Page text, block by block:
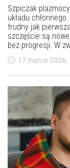
Szpiczak
układu
trudny jak
szczęście są
bez progresji. W
17 marca 2026,